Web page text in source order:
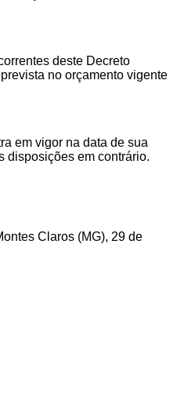
deste Decreto
no orçamento vigente
em vigor na data de sua
disposições em contrário.
Claros (MG), 29 de